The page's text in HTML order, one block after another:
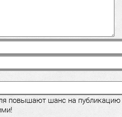
повышают шанс на публикацию